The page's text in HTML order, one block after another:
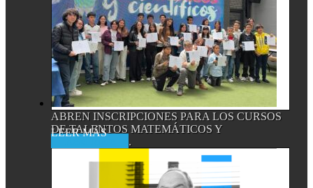
ABREN INSCRIPCIONES PARA LOS CURSOS
DE TALENTOS MATEMÁTICOS Y
CIENTÍFICOS,...